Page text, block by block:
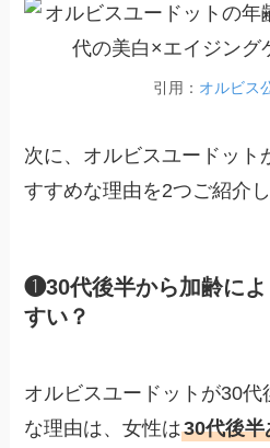
引用： オルビス
次に、オルビスユードット
すすめな理由を2つご紹介し
❶30代後半から加齢に
すい？
オルビスユードットが30
な理由は、女性は30代後